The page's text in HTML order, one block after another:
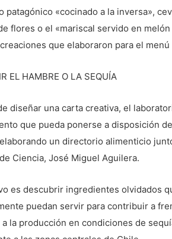
patagónico «cocinado a la inversa»,
flores o el «mariscal servido en
que elaboraron para el
EL HAMBRE O LA SEQUÍA
diseñar una carta creativa, el
que pueda ponerse a disposición
un directorio alimenticio
Ciencia, José Miguel Aguilera.
es descubrir ingredientes olvidados
puedan servir para contribuir a
la producción en condiciones de